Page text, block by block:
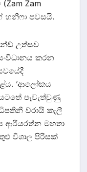
Zam
හනීෆා පවසයි.
උත්සව
කරන
‘ආලෝකය
පැවැත්වුණු
ව්රායි කැලී
ආරියරත්න මහතා
විශාල පිරිසක්